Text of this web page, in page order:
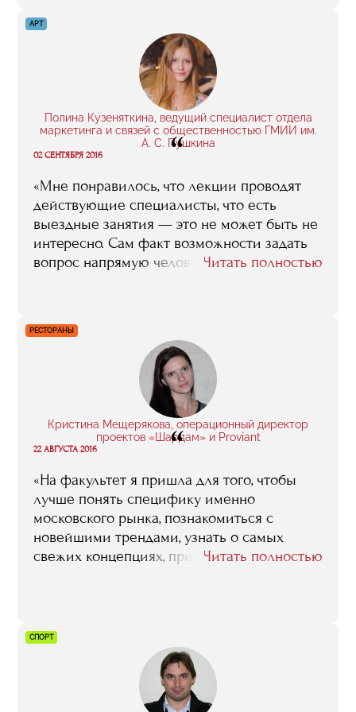
говорить, что за год я досконально изучил
все нюансы запуска интернет-проекта.
Но я точно могу сказать, что обучение
стало толчком в верном направлении.
Я стал лучше ориентироваться в этой
сфере: понял, как продвигать свои сервисы,
как работать с подрядчиками, как создавать
эффективную рекламу».
АРТ
Полина Кузеняткина, ведущий специалист отдела
маркетинга и связей с общественностью ГМИИ им.
А. С. Пушкина
“
02 СЕНТЯБРЯ 2016
«Мне понравилось, что лекции проводят
действующие специалисты, что есть
выездные занятия — это не может быть не
интересно. Сам факт возможности задать
вопрос напрямую человеку из индустрии
каждой давали задание, например,
посетить выставку, сделать обзор арт-
ярмарок, написать доклад, решить кейс.
Это помогает сразу влиться в работу».
Читать полностью
РЕСТОРАНЫ
Кристина Мещерякова, операционный директор
проектов «Шардам» и Proviant
“
22 АВГУСТА 2016
«На факультет я пришла для того, чтобы
лучше понять специфику именно
московского рынка, познакомиться с
новейшими трендами, узнать о самых
свежих концепциях, приобрести новые
четко понимала, что я от этого обучения
хочу, и что в результате буду иметь. Сейчас,
по прошествии времени, я могу сказать, что
мои ожидания целиком и полностью
Читать полностью
СПОРТ